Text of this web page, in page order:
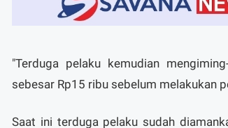
‎"Terduga pelaku kemudian
sebesar Rp15 ribu sebelum melakukan
‎Saat ini terduga pelaku sudah